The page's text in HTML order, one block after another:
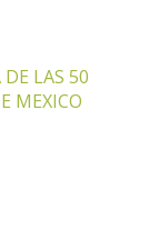
LAS 50
MEXICO